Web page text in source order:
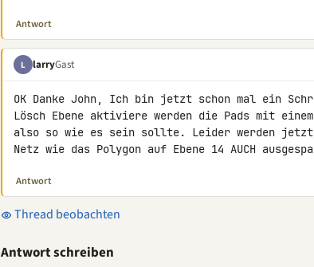
Antwort
L larryGast
OK Danke John, Ich bin jetzt schon mal ein
Lösch Ebene aktiviere werden die Pads mit
also so wie es sein sollte. Leider werden jetzt
Netz wie das Polygon auf Ebene 14 AUCH
Antwort
Thread beobachten
Antwort schreiben